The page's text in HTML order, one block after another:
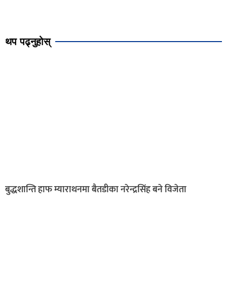
थप पढ्नुहोस्
बुद्धशान्ति हाफ म्याराथनमा बैतडीका नरेन्द्रसिंह बने विजेता